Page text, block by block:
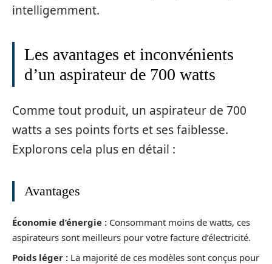
intelligemment.
Les avantages et inconvénients
d’un aspirateur de 700 watts
Comme tout produit, un aspirateur de 700
watts a ses points forts et ses faiblesse.
Explorons cela plus en détail :
Avantages
Économie d’énergie : Consommant moins de watts, ces
aspirateurs sont meilleurs pour votre facture d’électricité.
Poids léger : La majorité de ces modèles sont conçus pour